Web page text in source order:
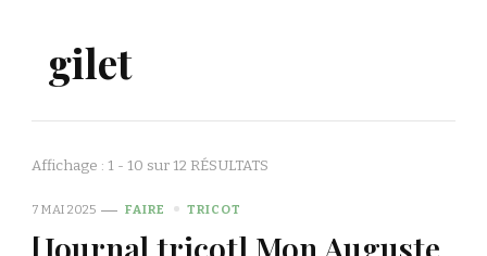
gilet
Affichage : 1 - 10 sur 12 RÉSULTATS
7 MAI 2025 FAIRE TRICOT
[Journal tricot] Mon Auguste